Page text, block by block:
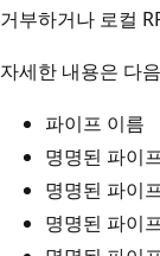
거부하거나 로컬
자세한 내용은 다
파이프 이름
명명된 파이
명명된 파이
명명된 파이